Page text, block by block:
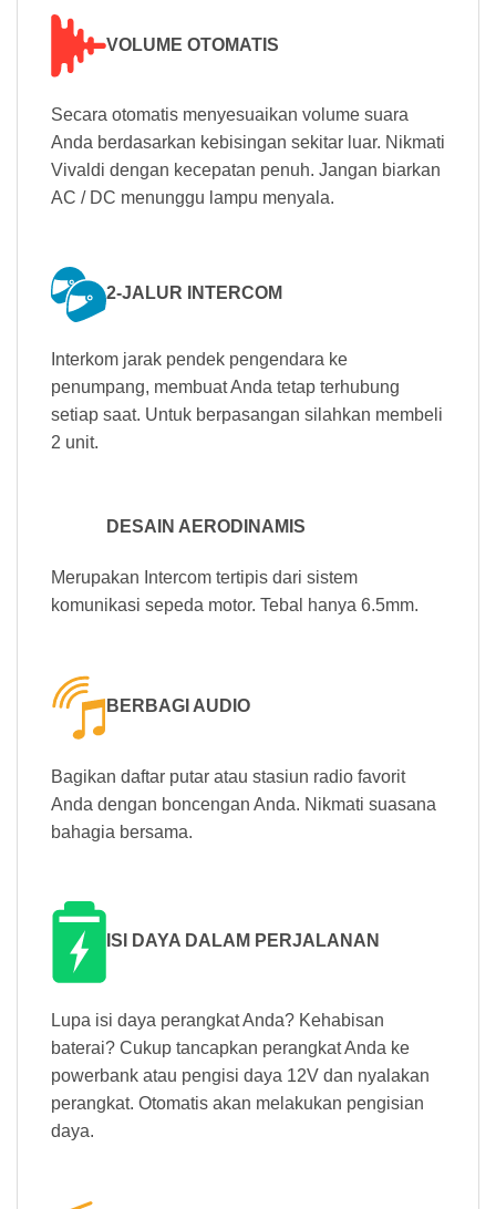
VOLUME OTOMATIS
Secara otomatis menyesuaikan volume suara
Anda berdasarkan kebisingan sekitar luar. Nikmati
Vivaldi dengan kecepatan penuh. Jangan biarkan
AC / DC menunggu lampu menyala.
2-JALUR INTERCOM
Interkom jarak pendek pengendara ke
penumpang, membuat Anda tetap terhubung
setiap saat. Untuk berpasangan silahkan membeli
2 unit.
DESAIN AERODINAMIS
Merupakan Intercom tertipis dari sistem
komunikasi sepeda motor. Tebal hanya 6.5mm.
BERBAGI AUDIO
Bagikan daftar putar atau stasiun radio favorit
Anda dengan boncengan Anda. Nikmati suasana
bahagia bersama.
ISI DAYA DALAM PERJALANAN
Lupa isi daya perangkat Anda? Kehabisan
baterai? Cukup tancapkan perangkat Anda ke
powerbank atau pengisi daya 12V dan nyalakan
perangkat. Otomatis akan melakukan pengisian
daya.